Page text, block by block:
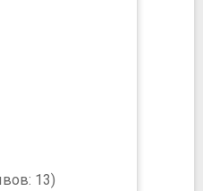
13)